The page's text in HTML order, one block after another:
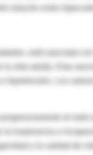
relación entre
la vida adulta. Esta
hipertensión. Los
en
la inoperancia o
y la calidad de